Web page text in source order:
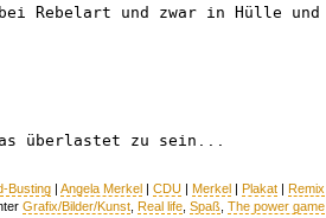
Rebelart und zwar in Hülle und
überlastet zu sein...
Busting | Angela Merkel | CDU | Merkel | Plakat | Remix
Grafix/Bilder/Kunst Real life Spaß The power game